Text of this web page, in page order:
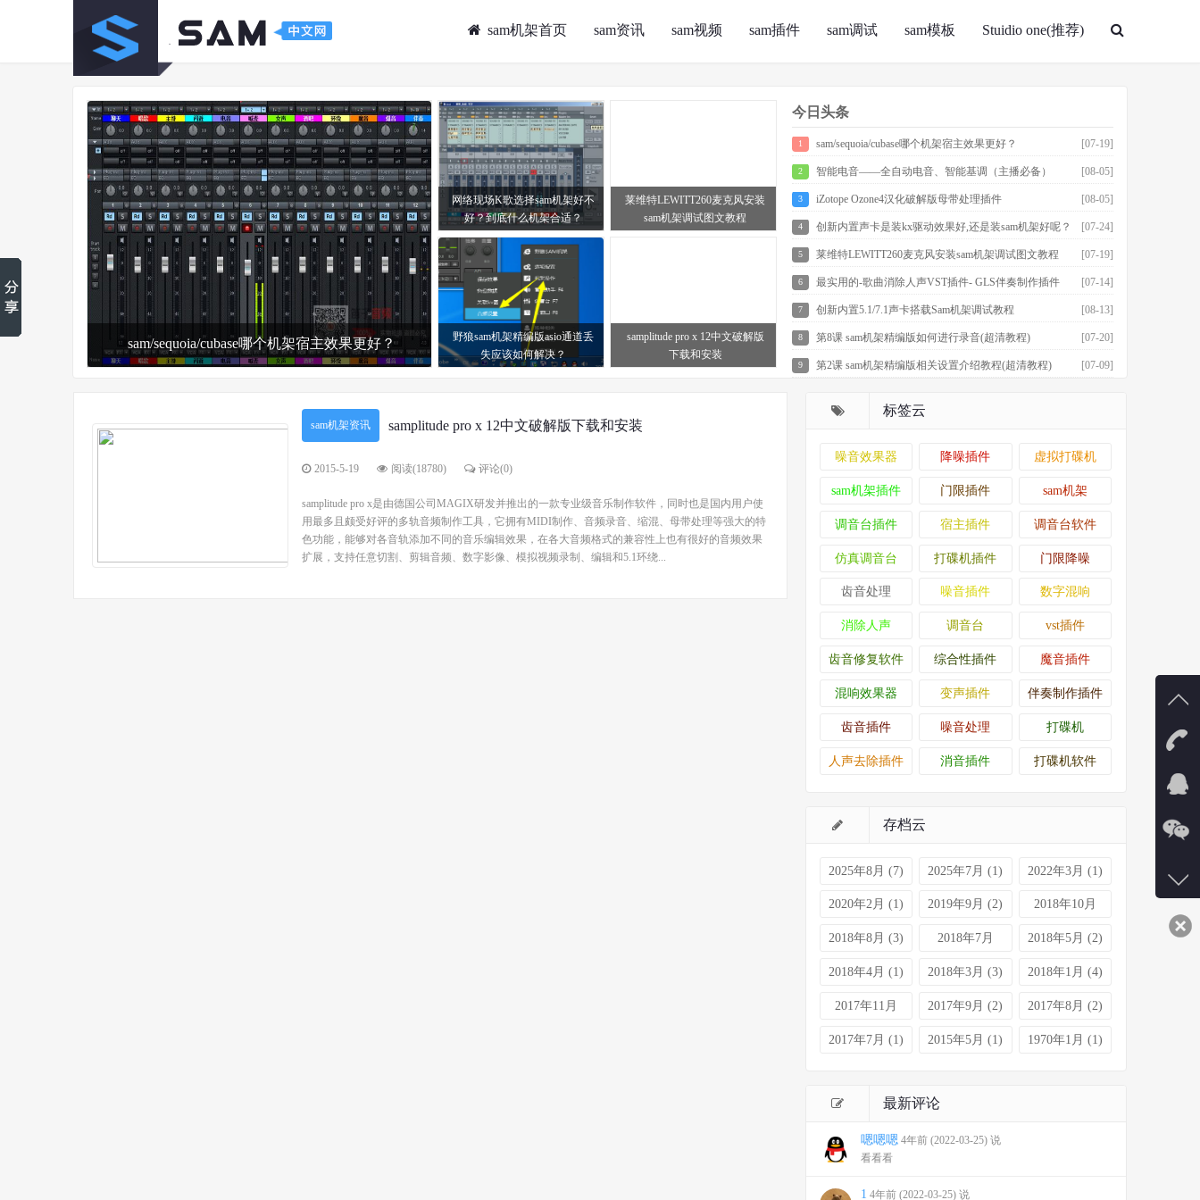
sam机架首页 sam资讯 sam视频 sam插件 sam调试 sam模板 Stuidio one(推荐)
sam/sequoia/cubase哪个机架宿主效果更好？
网络现场K歌选择sam机架好不
好？到底什么机架合适？
莱维特LEWITT260麦克风安装
sam机架调试图文教程
野狼sam机架精编版asio通道丢
失应该如何解决？
samplitude pro x 12中文破解版
下载和安装
今日头条
1 [07-19]
sam/sequoia/cubase哪个机架宿主效果更好？
2 [08-05]
智能电音——全自动电音、智能基调（主播必备）
3 [08-05]
iZotope Ozone4汉化破解版母带处理插件
4 [07-24]
创新内置声卡是装kx驱动效果好,还是装sam机架好呢？
5 [07-19]
莱维特LEWITT260麦克风安装sam机架调试图文教程
6 [07-14]
最实用的-歌曲消除人声VST插件- GLS伴奏制作插件
7 [08-13]
创新内置5.1/7.1声卡搭载Sam机架调试教程
8 [07-20]
第8课 sam机架精编版如何进行录音(超清教程)
9 [07-09]
第2课 sam机架精编版相关设置介绍教程(超清教程)
sam机架资讯 samplitude pro x 12中文破解版下载和安装
2015-5-19 阅读(18780) 评论(0)
samplitude pro x是由德国公司MAGIX研发并推出的一款专业级音乐制作软件，同时也是国内用户使
用最多且颇受好评的多轨音频制作工具，它拥有MIDI制作、音频录音、缩混、母带处理等强大的特
色功能，能够对各音轨添加不同的音乐编辑效果，在各大音频格式的兼容性上也有很好的音频效果
扩展，支持任意切割、剪辑音频、数字影像、模拟视频录制、编辑和5.1环绕...
标签云
噪音效果器 降噪插件 虚拟打碟机
sam机架插件 门限插件 sam机架
调音台插件 宿主插件 调音台软件
仿真调音台 打碟机插件 门限降噪
齿音处理 噪音插件 数字混响
消除人声 调音台 vst插件
齿音修复软件 综合性插件 魔音插件
混响效果器 变声插件 伴奏制作插件
齿音插件 噪音处理 打碟机
人声去除插件 消音插件 打碟机软件
存档云
2025年8月 (7) 2025年7月 (1) 2022年3月 (1)
2020年2月 (1) 2019年9月 (2)
2018年10月
(1)
2018年8月 (3)
2018年7月
(39)
2018年5月 (2)
2018年4月 (1) 2018年3月 (3) 2018年1月 (4)
2017年11月
(4)
2017年9月 (2) 2017年8月 (2)
2017年7月 (1) 2015年5月 (1) 1970年1月 (1)
最新评论
嗯嗯嗯 4年前 (2022-03-25) 说
看看看
1 4年前 (2022-03-25) 说
有事
在线
QQ